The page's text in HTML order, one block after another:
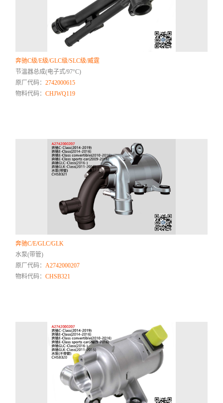
奔驰C级/E级/GLC级/SLC级/威霆
节温器总成(电子式/97°C)
原厂代码：2742000615
物料代码：CHJWQ119
奔驰C/E/GLC/GLK
水泵(带管)
原厂代码：A2742000207
物料代码：CHSB321